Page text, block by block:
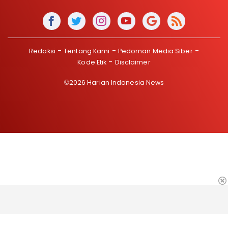
Redaksi Tentang Kami
Pedoman Media Siber
Kode Etik
Disclaimer
©2026 Harian Indonesia News